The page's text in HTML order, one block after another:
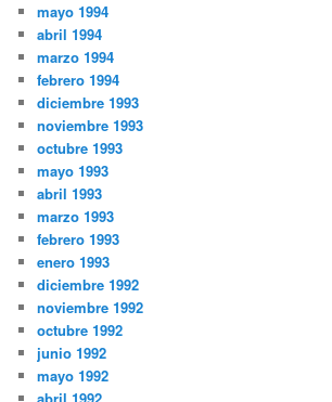
mayo 1994
abril 1994
marzo 1994
febrero 1994
diciembre 1993
noviembre 1993
octubre 1993
mayo 1993
abril 1993
marzo 1993
febrero 1993
enero 1993
diciembre 1992
noviembre 1992
octubre 1992
junio 1992
mayo 1992